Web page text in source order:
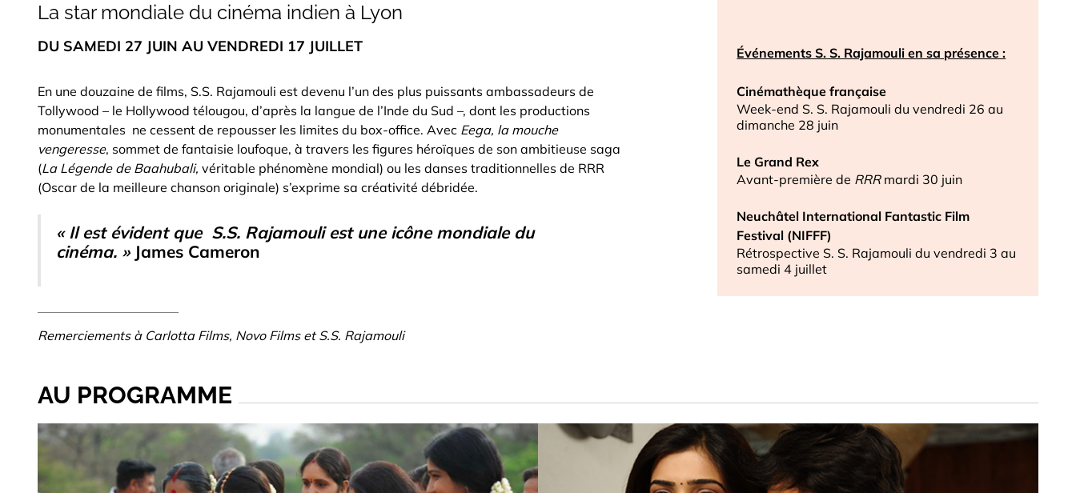
La star mondiale du cinéma indien à Lyon
DU SAMEDI 27 JUIN AU VENDREDI 17 JUILLET
En une douzaine de films, S.S. Rajamouli est devenu l’un des plus puissants ambassadeurs de
Tollywood – le Hollywood télougou, d’après la langue de l’Inde du Sud –, dont les productions
monumentales ne cessent de repousser les limites du box-office. Avec Eega, la mouche
vengeresse, sommet de fantaisie loufoque, à travers les figures héroïques de son ambitieuse saga
(La Légende de Baahubali, véritable phénomène mondial) ou les danses traditionnelles de RRR
(Oscar de la meilleure chanson originale) s’exprime sa créativité débridée.
« Il est évident que S.S. Rajamouli est une icône mondiale du
cinéma. » James Cameron
Remerciements à Carlotta Films, Novo Films et S.S. Rajamouli
Événements S. S. Rajamouli en sa présence :
Cinémathèque française
Week-end S. S. Rajamouli du vendredi 26 au
dimanche 28 juin
Le Grand Rex
Avant-première de RRRmardi 30 juin
Neuchâtel International Fantastic Film
Festival (NIFFF)
Rétrospective S. S. Rajamouli du vendredi 3 au
samedi 4 juillet
AU PROGRAMME